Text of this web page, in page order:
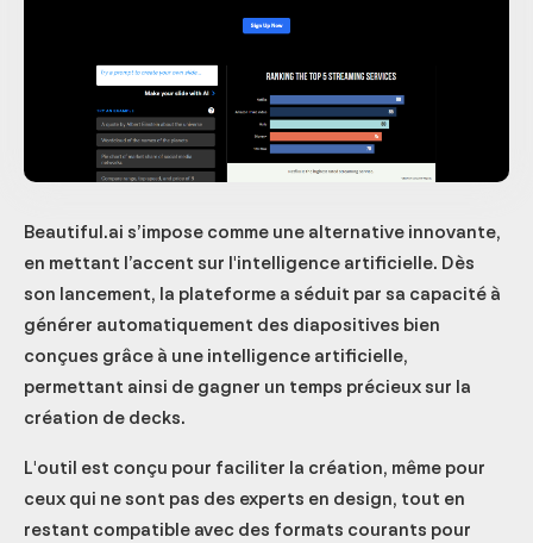
Beautiful.ai s’impose comme une alternative innovante,
en mettant l’accent sur l'intelligence artificielle. Dès
son lancement, la plateforme a séduit par sa capacité à
générer automatiquement des diapositives bien
conçues grâce à une intelligence artificielle,
permettant ainsi de gagner un temps précieux sur la
création de decks.
L'outil est conçu pour faciliter la création, même pour
ceux qui ne sont pas des experts en design, tout en
restant compatible avec des formats courants pour